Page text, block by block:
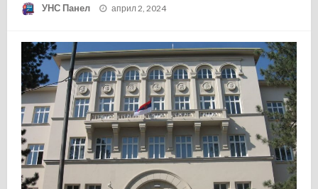
УНС Панел
Posted
април 2, 2024